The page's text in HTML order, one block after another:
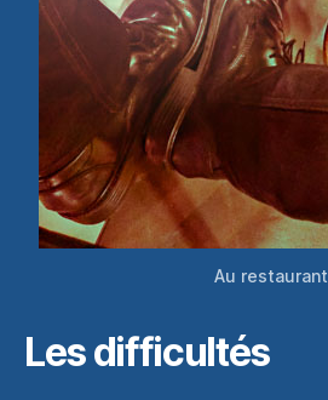
Au restaurant
Les difficultés